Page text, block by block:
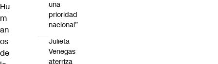
Hu
m
an
os
de
una
prioridad
nacional”
Julieta
Venegas
aterriza